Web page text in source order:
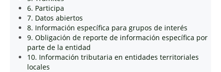
6. Participa
7. Datos abiertos
8. Información específica para grupos de interés
9. Obligación de reporte de información específica por
parte de la entidad
10. Información tributaria en entidades territoriales
locales